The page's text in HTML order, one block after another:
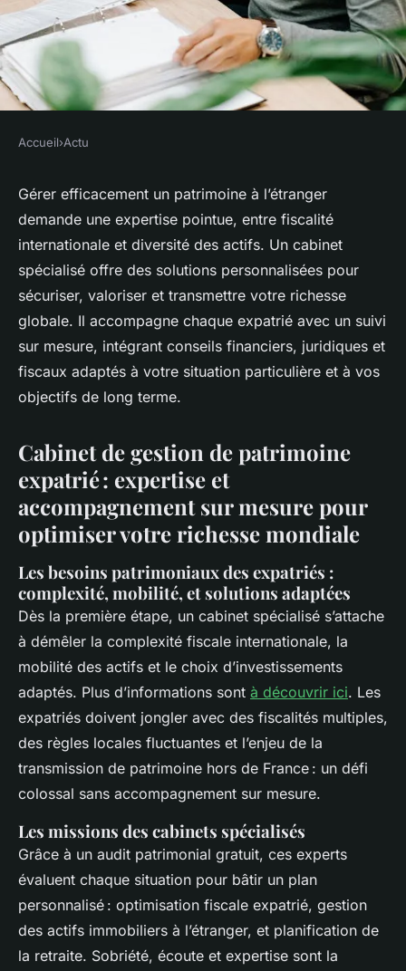
Cabinet de gestion de
patrimoine expatrié :
optimiser votre richesse
mondiale
Ali•12 juin 2025•5 min de lecture
Accueil›Actu
Gérer efficacement un patrimoine à l’étranger
demande une expertise pointue, entre fiscalité
internationale et diversité des actifs. Un cabinet
spécialisé offre des solutions personnalisées pour
sécuriser, valoriser et transmettre votre richesse
globale. Il accompagne chaque expatrié avec un suivi
sur mesure, intégrant conseils financiers, juridiques et
fiscaux adaptés à votre situation particulière et à vos
objectifs de long terme.
Cabinet de gestion de patrimoine
expatrié : expertise et
accompagnement sur mesure pour
optimiser votre richesse mondiale
Les besoins patrimoniaux des expatriés :
complexité, mobilité, et solutions adaptées
Dès la première étape, un cabinet spécialisé s’attache
à démêler la complexité fiscale internationale, la
mobilité des actifs et le choix d’investissements
adaptés. Plus d’informations sont à découvrir ici. Les
expatriés doivent jongler avec des fiscalités multiples,
des règles locales fluctuantes et l’enjeu de la
transmission de patrimoine hors de France : un défi
colossal sans accompagnement sur mesure.
Les missions des cabinets spécialisés
Grâce à un audit patrimonial gratuit, ces experts
évaluent chaque situation pour bâtir un plan
personnalisé : optimisation fiscale expatrié, gestion
des actifs immobiliers à l’étranger, et planification de
la retraite. Sobriété, écoute et expertise sont la